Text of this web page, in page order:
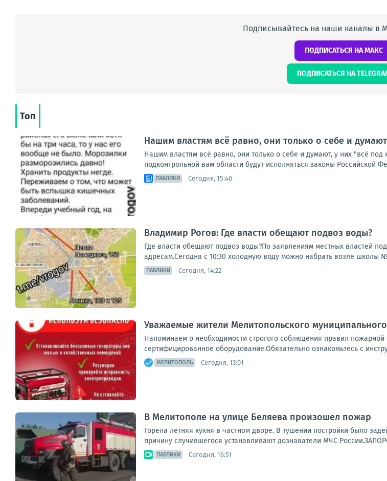
Подписывайтесь на наши каналы в
ПОДПИСАТЬСЯ НА МАКС
ПОДПИСАТЬСЯ НА
Топ
Нашим властям всё равно, они только о себе и
Нашим властям всё равно, они только о себе и думают, у них "всё
подконтрольной вам области будут исполняться законы Российской
ПАБЛИКИ Сегодня, 15:40
Владимир Рогов: Где власти обещают подвоз воды?
Где власти обещают подвоз воды?По заявлениям местных властей
адресам.Сегодня с 10:30 холодную воду можно набрать возле школы
ПАБЛИКИ Сегодня, 14:22
Уважаемые жители Мелитопольского муниципального
Напоминаем о необходимости строгого соблюдения правил пожарной
сертифицированное оборудование.Обязательно ознакомьтесь с
МЕЛИТОПОЛЬ Сегодня, 13:01
В Мелитополе на улице Беляева произошел пожар
Горела летняя кухня в частном дворе. В тушении постройки было
причину случившегося устанавливают дознаватели МЧС
ПАБЛИКИ Сегодня, 16:51